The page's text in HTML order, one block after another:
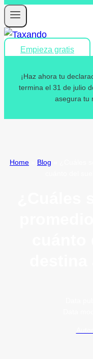
Empieza gratis
¡Haz ahora tu
termina el 31 de julio
asegura tu
Home Blog